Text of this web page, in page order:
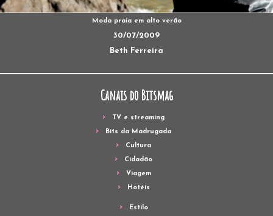
Moda praia em alto verão
30/07/2009
Beth Ferreira
Canais do Bitsmag
TV e streaming
Bits da Madrugada
Cultura
Cidadão
Viagem
Hotéis
Estilo